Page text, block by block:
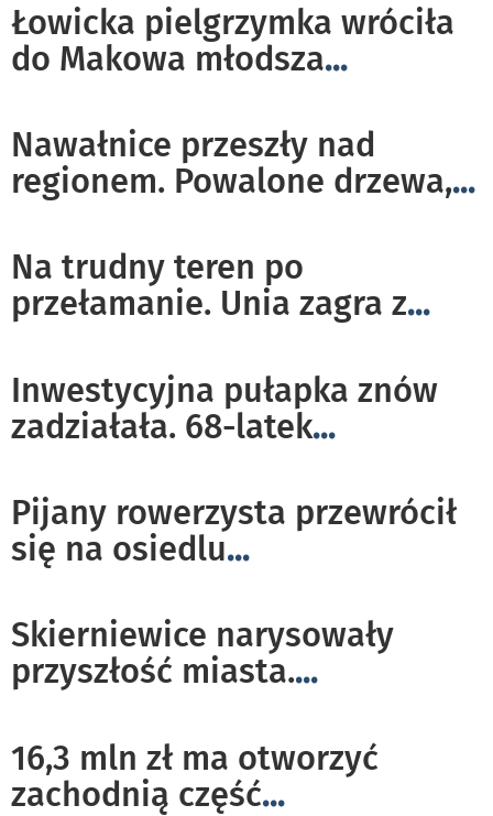
Łowicka pielgrzymka wróciła
do Makowa młodsza...
Nawałnice przeszły nad
regionem. Powalone drzewa,...
Na trudny teren po
przełamanie. Unia zagra z...
Inwestycyjna pułapka znów
zadziałała. 68-latek...
Pijany rowerzysta przewrócił
się na osiedlu...
Skierniewice narysowały
przyszłość miasta....
16,3 mln zł ma otworzyć
zachodnią część...